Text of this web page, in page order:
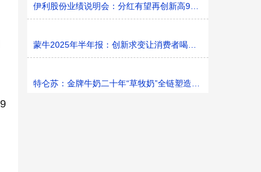
伊利股份业绩说明会：分红有望再创新高9%利润率目标不变
蒙牛2025年半年报：创新求变让消费者喝上奶、喝好奶、喝
特仑苏：金牌牛奶二十年“草牧奶”全链塑造有机新矩阵